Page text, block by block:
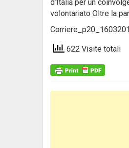
d’Italia per un
volontariato Oltre la
622 Visite totali